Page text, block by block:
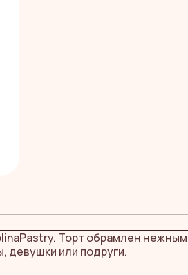
Торт обрамлен
девушки или подруги.